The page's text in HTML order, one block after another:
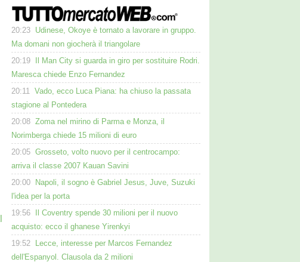
20:23 Udinese, Okoye è tornato a lavorare in gruppo.
Ma domani non giocherà il triangolare
20:19
Il Man City si guarda in giro per sostituire Rodri.
Maresca chiede Enzo Fernandez
20:11 Vado, ecco Luca Piana: ha chiuso la passata
stagione al Pontedera
20:08 Zoma nel mirino di Parma e Monza, il
Norimberga chiede 15 milioni di euro
20:05 Grosseto, volto nuovo per il centrocampo:
arriva il classe 2007 Kauan Savini
20:00
Napoli, il sogno è Gabriel Jesus, Juve, Suzuki
l'idea per la porta
19:56
Il Coventry spende 30 milioni per il nuovo
acquisto: ecco il ghanese Yirenkyi
19:52
Lecce, interesse per Marcos Fernandez
dell'Espanyol. Clausola da 2 milioni